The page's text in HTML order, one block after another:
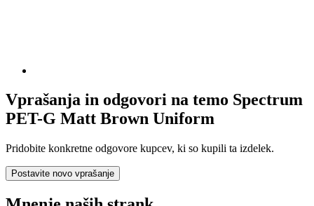
Vprašanja in odgovori na temo Spectrum
PET-G Matt Brown Uniform
Pridobite konkretne odgovore kupcev, ki so kupili ta izdelek.
Postavite novo vprašanje